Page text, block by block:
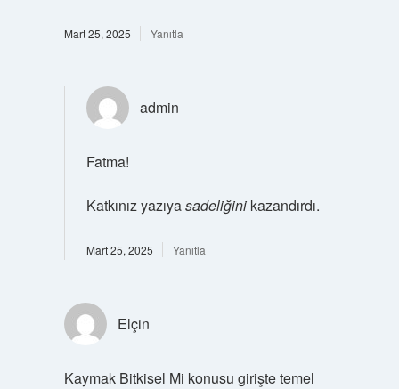
Mart 25, 2025 Yanıtla
admin
Fatma!
Katkınız yazıyasadeliğinikazandırdı.
Mart 25, 2025 Yanıtla
Elçin
Kaymak Bitkisel Mi konusu girişte temel